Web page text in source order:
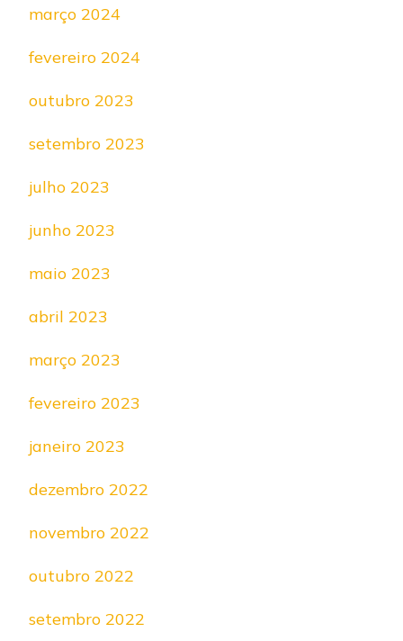
março 2024
fevereiro 2024
outubro 2023
setembro 2023
julho 2023
junho 2023
maio 2023
abril 2023
março 2023
fevereiro 2023
janeiro 2023
dezembro 2022
novembro 2022
outubro 2022
setembro 2022